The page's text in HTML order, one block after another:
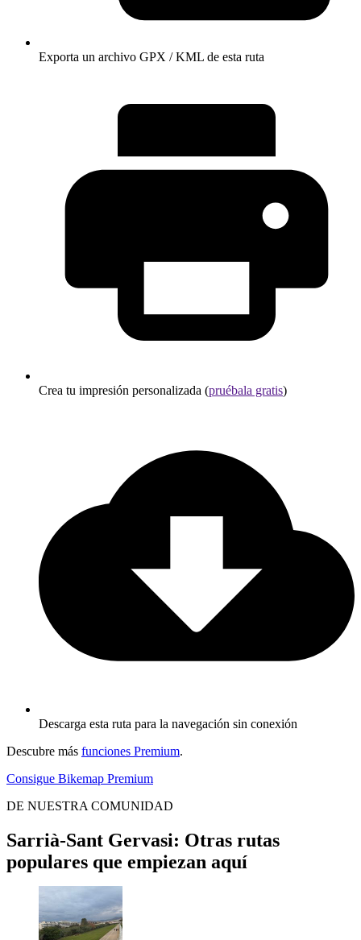
Exporta un archivo GPX / KML de esta ruta
Crea tu impresión personalizada (pruébala gratis)
Descarga esta ruta para la navegación sin conexión
Descubre más funciones Premium.
Consigue Bikemap Premium
DE NUESTRA COMUNIDAD
Sarrià-Sant Gervasi: Otras rutas
populares que empiezan aquí